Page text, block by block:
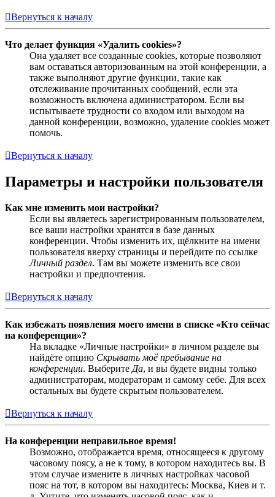
Вернуться к началу
Что делает функция «Удалить cookies»?
Она удаляет все созданные cookies, которые позволяют
вам оставаться авторизованным на этой конференции, а
также выполняют другие функции, такие как
отслеживание прочитанных сообщений, если эта
возможность включена администратором. Если вы
испытываете трудности со входом или выходом на
данной конференции, возможно, удаление cookies может
помочь.
Вернуться к началу
Параметры и настройки пользователя
Как мне изменить мои настройки?
Если вы являетесь зарегистрированным пользователем,
все ваши настройки хранятся в базе данных
конференции. Чтобы изменить их, щёлкните на имени
пользователя вверху страницы и перейдите по ссылке
Личный раздел. Там вы можете изменить все свои
настройки и предпочтения.
Вернуться к началу
Как избежать появления моего имени в списке «Кто сейчас
на конференции»?
На вкладке «Личные настройки» в личном разделе вы
найдёте опцию Скрывать моё пребывание на
конференции. Выберите Да, и вы будете видны только
администраторам, модераторам и самому себе. Для всех
остальных вы будете скрытым пользователем.
Вернуться к началу
На конференции неправильное время!
Возможно, отображается время, относящееся к другому
часовому поясу, а не к тому, в котором находитесь вы. В
этом случае измените в личных настройках часовой
пояс на тот, в котором вы находитесь: Москва, Киев и т.